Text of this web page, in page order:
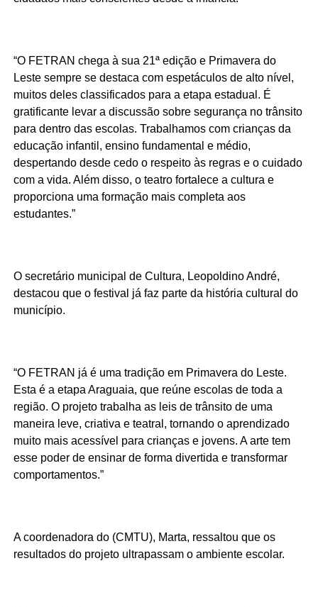
“O FETRAN chega à sua 21ª edição e Primavera do
Leste sempre se destaca com espetáculos de alto nível,
muitos deles classificados para a etapa estadual. É
gratificante levar a discussão sobre segurança no trânsito
para dentro das escolas. Trabalhamos com crianças da
educação infantil, ensino fundamental e médio,
despertando desde cedo o respeito às regras e o cuidado
com a vida. Além disso, o teatro fortalece a cultura e
proporciona uma formação mais completa aos
estudantes.”
O secretário municipal de Cultura, Leopoldino André,
destacou que o festival já faz parte da história cultural do
município.
“O FETRAN já é uma tradição em Primavera do Leste.
Esta é a etapa Araguaia, que reúne escolas de toda a
região. O projeto trabalha as leis de trânsito de uma
maneira leve, criativa e teatral, tornando o aprendizado
muito mais acessível para crianças e jovens. A arte tem
esse poder de ensinar de forma divertida e transformar
comportamentos.”
A coordenadora do (CMTU), Marta, ressaltou que os
resultados do projeto ultrapassam o ambiente escolar.